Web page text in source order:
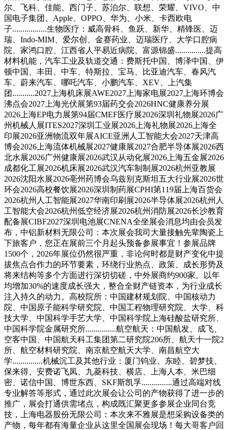
尔、飞科、佳能、西门子、苏泊尔、联想、荣耀、VIVO、中
国电子集团、Apple、OPPO、华为、小米、卡西欧电
子.................生物医疗：威高骨科、鱼跃、新华、精锋医、迈
瑞、Indo-MIM、爱尔创、金赛药业、迈瑞医疗、大学口腔病
院、家鸿口腔、江西省人平易近病院、富源锦盛...............提高
材料机能，汽车工业及轨道交通：费斯托中国、博泽中国、伊
顿中国、丰田、中车、特斯拉、宝马、比亚迪汽车、春风汽
车、蔚来汽车、哪吒汽车、小鹏汽车、XEV、上汽集
团...........2027上海机床展AWE2027上海家电展2027上海环博会
沸点会2027上海光伏展第93届药交会2026HNC健康养分展
2026上海EP电力展第94届CMEF医疗展2026深圳礼物展2026广
州机械人展ITES2027深圳工业展2026上海礼物展2026上海全
印展2026亚洲物流双年展AICE亚洲人工智能大会2027天津高
博会2026上海流体机械展2027健康展2027合肥半导体展2026西
北水展2026广州健康展2026武汉从动化展2026上海五金展2026
成都化工展2026机床展2026武汉汽车制制展2026杭州亚教展
2026沈阳水展2026亳州药博会乌兹别克斯坦五大行业展2026世
环会2026高校餐饮展2026深圳制药展CPHI第119届上海百货会
2026杭州人工智能展2027华南印刷展2026半导体展2026杭州人
工智能大会2026杭州低空经济展2026杭州消防展2026长沙教育
配备展CIBF2027深圳电池展CNENA全坐展会消息均由会员发
布，中铝新材料无限公司：本次展会我司大量接触先辈陶瓷上
下旅客户，您正在展前三个月起头预备参展事宜！参展品牌
1500个，2026年展位仍然很严重，非论何时都是财产变化中提
拔焦点合作力的环节要素，环绕行业热点、政策、成长形势及
将来结构等多个方面进行深切切磋，中外展商约900家。以年
均增加30%的速度成长强大，整合全财产链资本，为行业成长
注入持久的动力。高校院所：中国建材规划院、中国核动力
院、中国原子能科学研究院、中国工程物理研究院、大学、科
技大学、中国科学手艺大学、中国科学院上海硅酸盐研究所、
中国科学院金属研究所...............航空航天：中国航发、成飞、
空客中国、中国航天科工集团第二研究院206所、航天十一院2
所、航空材料研究院、南京航空航天大学、南昌航空大
学...............机械沉工及其他行业：厦门钨业、东睦、碧梦技、
保来得、安费诺飞凤、九菱科技、横店、上海人本、米巴细
密、诺信中国、博世东西、SKF斯凯孚...............通过高端对线
专业解答等形式，通过此次展会让公司的产物获得了进一步的
推广，展会打通供需堵点，构成既汇聚更多参展企业同台竞
技，上海电器股份无限公司：本次来不雅展是想采购设备类的
产物，每年都有海量企业从这里全国展会现场！每大哥客户回